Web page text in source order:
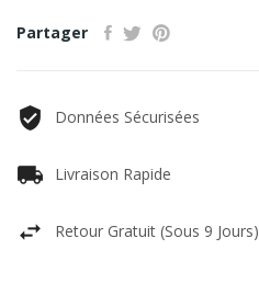
Partager
Données Sécurisées
Livraison Rapide
Retour Gratuit (sous 9 Jours)